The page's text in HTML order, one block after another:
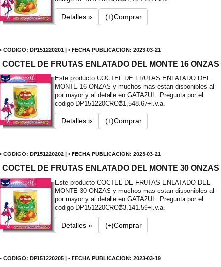
Detalles » (+)Comprar
• CODIGO: DP151220201 | • FECHA PUBLICACION: 2023-03-21
COCTEL DE FRUTAS ENLATADO DEL MONTE 16 ONZAS
Este producto COCTEL DE FRUTAS ENLATADO DEL
MONTE 16 ONZAS y muchos mas estan disponibles al
por mayor y al detalle en GATAZUL. Pregunta por el
codigo DP151220CRC₡1,548.67+i.v.a.
Detalles » (+)Comprar
• CODIGO: DP151220202 | • FECHA PUBLICACION: 2023-03-21
COCTEL DE FRUTAS ENLATADO DEL MONTE 30 ONZAS
Este producto COCTEL DE FRUTAS ENLATADO DEL
MONTE 30 ONZAS y muchos mas estan disponibles al
por mayor y al detalle en GATAZUL. Pregunta por el
codigo DP151220CRC₡3,141.59+i.v.a.
Detalles » (+)Comprar
• CODIGO: DP151220205 | • FECHA PUBLICACION: 2023-03-19